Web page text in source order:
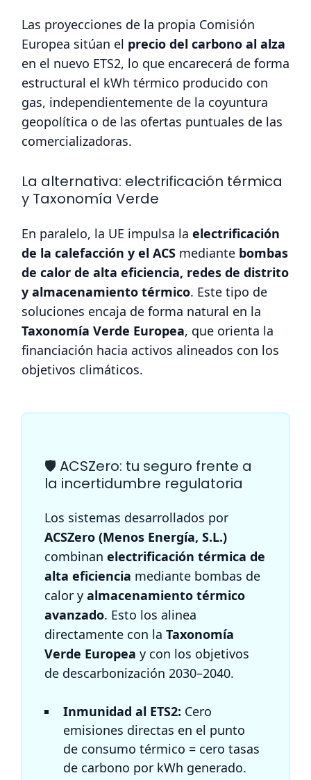
Las proyecciones de la propia Comisión
Europea sitúan el precio del carbono al alza
en el nuevo ETS2, lo que encarecerá de forma
estructural el kWh térmico producido con
gas, independientemente de la coyuntura
geopolítica o de las ofertas puntuales de las
comercializadoras.
La alternativa: electrificación térmica
y Taxonomía Verde
En paralelo, la UE impulsa la electrificación
de la calefacción y el ACS mediante bombas
de calor de alta eficiencia, redes de distrito
y almacenamiento térmico. Este tipo de
soluciones encaja de forma natural en la
Taxonomía Verde Europea, que orienta la
financiación hacia activos alineados con los
objetivos climáticos.
🛡️ ACSZero: tu seguro frente a
la incertidumbre regulatoria
Los sistemas desarrollados por
ACSZero (Menos Energía, S.L.)
combinan electrificación térmica de
alta eficiencia mediante bombas de
calor y almacenamiento térmico
avanzado. Esto los alinea
directamente con la Taxonomía
Verde Europea y con los objetivos
de descarbonización 2030–2040.
Inmunidad al ETS2: Cero
emisiones directas en el punto
de consumo térmico = cero tasas
de carbono por kWh generado.